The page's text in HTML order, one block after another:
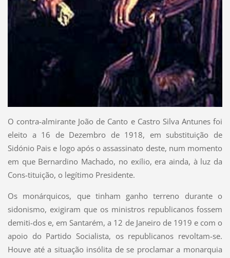
O contra-almirante João de Canto e Castro Silva Antunes foi
eleito a 16 de Dezembro de 1918, em substituição de
Sidónio Pais e logo após o assassinato deste, num momento
em que Bernardino Machado, no exílio, era ainda, à luz da
Cons-tituição, o legítimo Presidente.
Os monárquicos, que tinham ganho terreno durante o
sidonismo, exigiram que os ministros republicanos fossem
demiti-dos e, em Santarém, a 12 de Janeiro de 1919 e com o
apoio do Partido Socialista, os republicanos revoltam-se.
Houve até a situação insólita de se proclamar a monarquia